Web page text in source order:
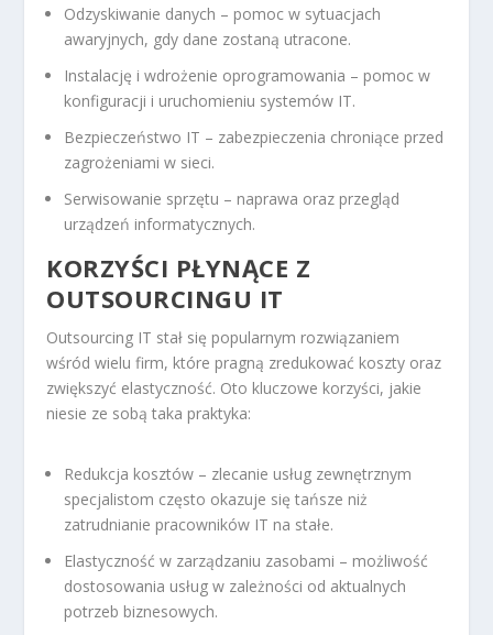
Odzyskiwanie danych – pomoc w sytuacjach
awaryjnych, gdy dane zostaną utracone.
Instalację i wdrożenie oprogramowania – pomoc w
konfiguracji i uruchomieniu systemów IT.
Bezpieczeństwo IT – zabezpieczenia chroniące przed
zagrożeniami w sieci.
Serwisowanie sprzętu – naprawa oraz przegląd
urządzeń informatycznych.
KORZYŚCI PŁYNĄCE Z
OUTSOURCINGU IT
Outsourcing IT stał się popularnym rozwiązaniem
wśród wielu firm, które pragną zredukować koszty oraz
zwiększyć elastyczność. Oto kluczowe korzyści, jakie
niesie ze sobą taka praktyka:
Redukcja kosztów – zlecanie usług zewnętrznym
specjalistom często okazuje się tańsze niż
zatrudnianie pracowników IT na stałe.
Elastyczność w zarządzaniu zasobami – możliwość
dostosowania usług w zależności od aktualnych
potrzeb biznesowych.